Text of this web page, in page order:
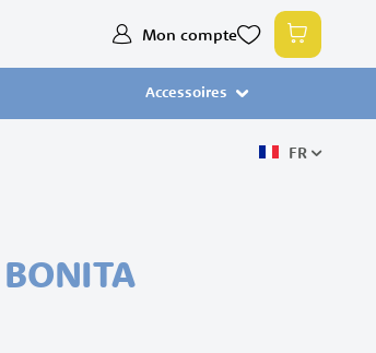
Mon compte
Allez
Mon
Accessoires
FR